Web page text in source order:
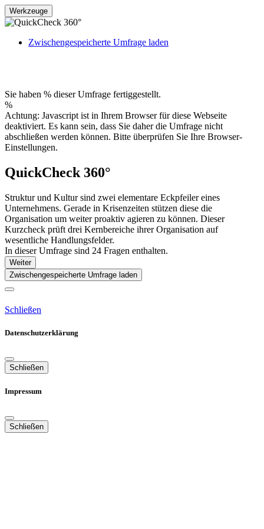
Werkzeuge
Zwischengespeicherte Umfrage laden
Sie haben % dieser Umfrage fertiggestellt.
%
Achtung: Javascript ist in Ihrem Browser für diese Webseite
deaktiviert. Es kann sein, dass Sie daher die Umfrage nicht
abschließen werden können. Bitte überprüfen Sie Ihre Browser-
Einstellungen.
QuickCheck 360°
Struktur und Kultur sind zwei elementare Eckpfeiler eines
Unternehmens. Gerade in Krisenzeiten stützen diese die
Organisation um weiter proaktiv agieren zu können. Dieser
Kurzcheck prüft drei Kernbereiche ihrer Organisation auf
wesentliche Handlungsfelder.
In dieser Umfrage sind 24 Fragen enthalten.
Weiter
Zwischengespeicherte Umfrage laden
Schließen
Datenschutzerklärung
Schließen
Impressum
Schließen